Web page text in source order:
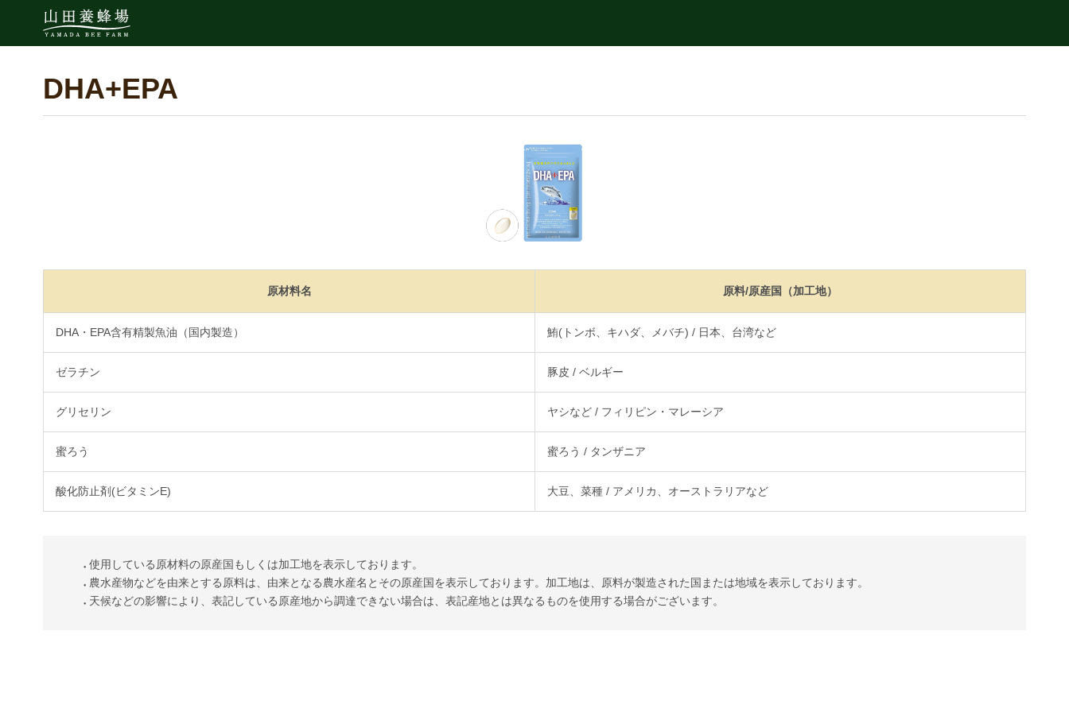
DHA+EPA
原材料名 原料/原産国（加工地）
DHA・EPA含有精製魚油（国内製造） 鮪(トンボ、キハダ、メバチ) / 日本、台湾など
ゼラチン 豚皮 / ベルギー
グリセリン ヤシなど / フィリピン・マレーシア
蜜ろう 蜜ろう / タンザニア
酸化防止剤(ビタミンE) 大豆、菜種 / アメリカ、オーストラリアなど
使用している原材料の原産国もしくは加工地を表示しております。
農水産物などを由来とする原料は、由来となる農水産名とその原産国を表示しております。加工地は、原料が製造された国または地域を表示しております。
天候などの影響により、表記している原産地から調達できない場合は、表記産地とは異なるものを使用する場合がございます。